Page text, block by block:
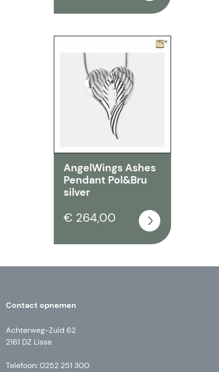
AngelWings Ashes
Pendant Pol&Bru
silver
€ 264,00
Contact opnemen
Achterweg-Zuid 62
2161 DZ Lisse
Telefoon: 0252 251 300